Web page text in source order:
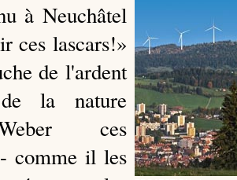
à Neuchâtel
ces lascars!»
de l'ardent
de la nature
ces
comme il les